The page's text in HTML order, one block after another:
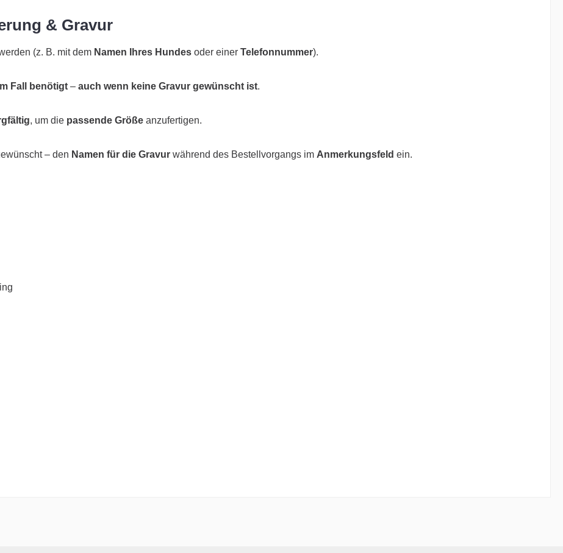
& Gravur
(z. B. mit dem Namen Ihres Hundes oder einer Telefonnummer).
Fall benötigt – auch wenn keine Gravur gewünscht ist.
, um die passende Größe anzufertigen.
– den Namen für die Gravur während des Bestellvorgangs im Anmerkungsfeld ein.